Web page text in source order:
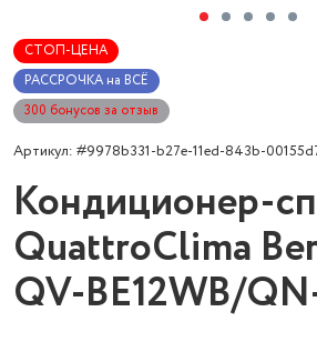
СТОП-ЦЕНА
РАССРОЧКА на ВСЁ
300 бонусов за отзыв
Артикул: #9978b331-b27e-11ed-843b-
Кондиционер-
QuattroClima
QV-BE12WB/